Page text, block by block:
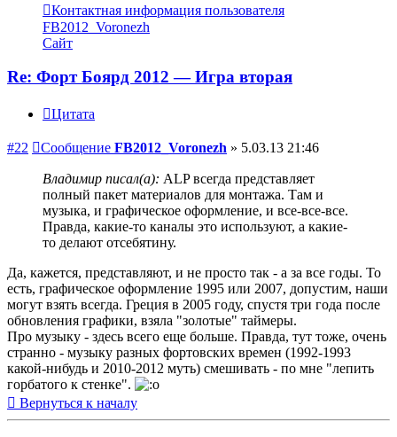
Контактная информация пользователя
FB2012_Voronezh
Сайт
Re: Форт Боярд 2012 — Игра вторая
Цитата
#22 Сообщение FB2012_Voronezh » 5.03.13 21:46
Владимир писал(а): ALP всегда представляет
полный пакет материалов для монтажа. Там и
музыка, и графическое оформление, и все-все-все.
Правда, какие-то каналы это используют, а какие-
то делают отсебятину.
Да, кажется, представляют, и не просто так - а за все годы. То
есть, графическое оформление 1995 или 2007, допустим, наши
могут взять всегда. Греция в 2005 году, спустя три года после
обновления графики, взяла "золотые" таймеры.
Про музыку - здесь всего еще больше. Правда, тут тоже, очень
странно - музыку разных фортовских времен (1992-1993
какой-нибудь и 2010-2012 муть) смешивать - по мне "лепить
горбатого к стенке".
Вернуться к началу